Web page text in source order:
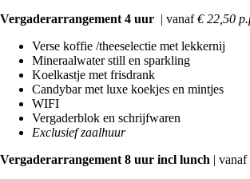
Vergaderarrangement 4 uur | vanaf€ 22,50
Verse koffie /theeselectie met lekkernij
Mineraalwater still en sparkling
Koelkastje met frisdrank
Candybar met luxe koekjes en mintjes
WIFI
Vergaderblok en schrijfwaren
Exclusief zaalhuur
Vergaderarrangement 8 uur incl lunch |